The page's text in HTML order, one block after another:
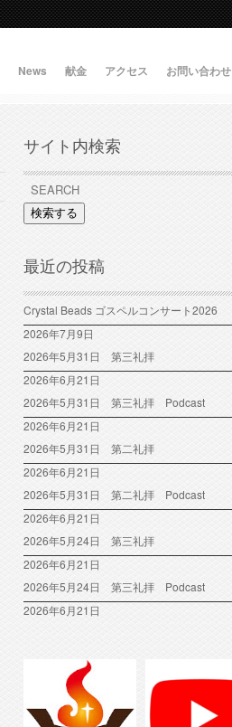
News 献金 アクセス お問い合わせ
サイト内検索
検索する
最近の投稿
Crystal Beads ゴスペルコンサート2026
2026年7月9日
2026年5月31日 第三礼拝
2026年6月21日
2026年5月31日 第三礼拝 Podcast
2026年6月21日
2026年5月31日 第二礼拝
2026年6月21日
2026年5月31日 第二礼拝 Podcast
2026年6月21日
2026年5月24日 第三礼拝
2026年6月21日
2026年5月24日 第三礼拝 Podcast
2026年6月21日